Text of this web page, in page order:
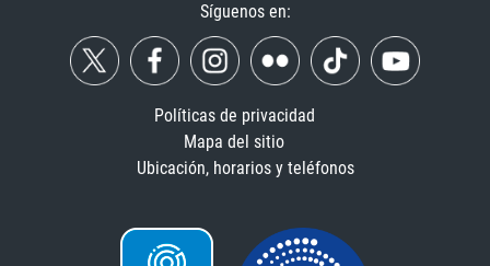
Síguenos en:
Políticas de privacidad
Mapa del sitio
Ubicación, horarios y teléfonos